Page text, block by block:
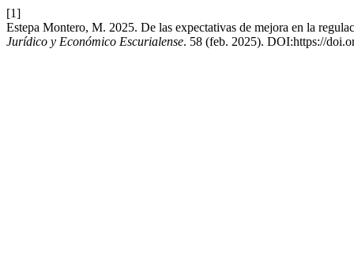
[1]
Estepa Montero, M. 2025. De las expectativas de mejora en la
Jurídico y Económico Escurialense. 58 (feb. 2025). DOI:https://